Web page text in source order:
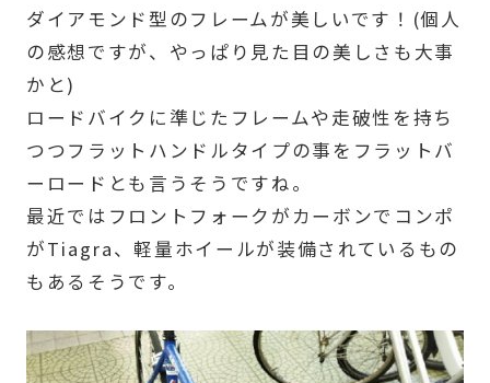
ダイアモンド型のフレームが美しいです！(個人
の感想ですが、やっぱり見た目の美しさも大事
かと)
ロードバイクに準じたフレームや走破性を持ち
つつフラットハンドルタイプの事をフラットバ
ーロードとも言うそうですね。
最近ではフロントフォークがカーボンでコンポ
がTiagra、軽量ホイールが装備されているもの
もあるそうです。